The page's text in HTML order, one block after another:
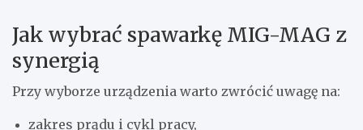
Jak wybrać spawarkę MIG-MAG z
synergią
Przy wyborze urządzenia warto zwrócić uwagę na:
zakres prądu i cykl pracy,